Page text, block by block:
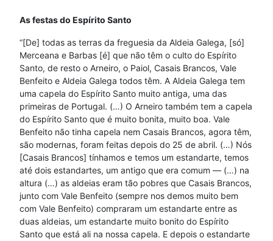
As festas do Espírito Santo
“[De] todas as terras da freguesia da Aldeia Galega, [só]
Merceana e Barbas [é] que não têm o culto do Espírito
Santo, de resto o Arneiro, o Paiol, Casais Brancos, Vale
Benfeito e Aldeia Galega todos têm. A Aldeia Galega tem
uma capela do Espírito Santo muito antiga, uma das
primeiras de Portugal. (…) O Arneiro também tem a capela
do Espírito Santo que é muito bonita, muito boa. Vale
Benfeito não tinha capela nem Casais Brancos, agora têm,
são modernas, foram feitas depois do 25 de abril. (…) Nós
[Casais Brancos] tínhamos e temos um estandarte, temos
até dois estandartes, um antigo que era comum — (…) na
altura (…) as aldeias eram tão pobres que Casais Brancos,
junto com Vale Benfeito (sempre nos demos muito bem
com Vale Benfeito) compraram um estandarte entre as
duas aldeias, um estandarte muito bonito do Espírito
Santo que está ali na nossa capela. E depois o estandarte